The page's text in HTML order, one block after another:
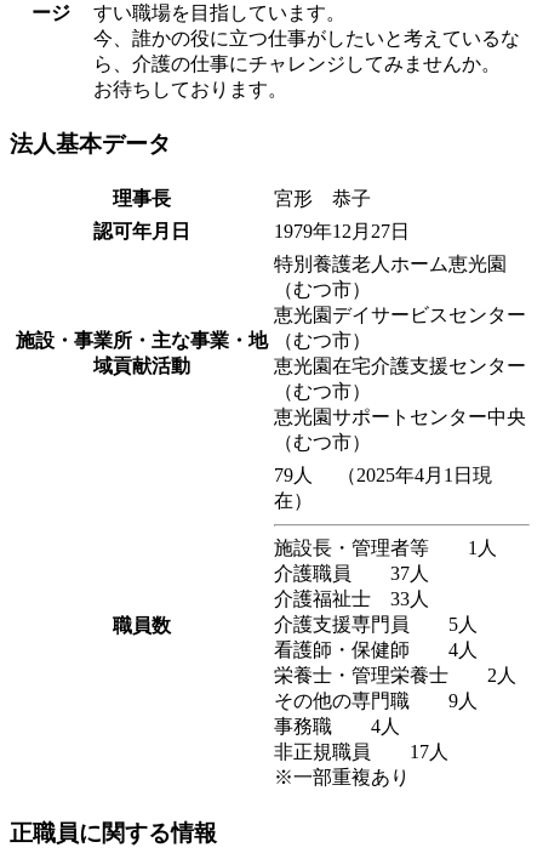
ージ
すい職場を目指しています。
今、誰かの役に立つ仕事がしたいと考えているな
ら、介護の仕事にチャレンジしてみませんか。
お待ちしております。
法人基本データ
理事長
宮形 恭子
認可年月日
1979年12月27日
施設・事業所・主な事業・地
域貢献活動
特別養護老人ホーム恵光園
（むつ市）
恵光園デイサービスセンター
（むつ市）
恵光園在宅介護支援センター
（むつ市）
恵光園サポートセンター中央
（むつ市）
職員数
79人 （2025年4月1日現
在）
施設長・管理者等 1人
介護職員 37人
介護福祉士 33人
介護支援専門員 5人
看護師・保健師 4人
栄養士・管理栄養士 2人
その他の専門職 9人
事務職 4人
非正規職員 17人
※一部重複あり
正職員に関する情報